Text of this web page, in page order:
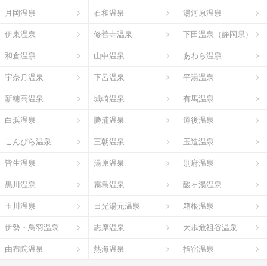
月岡温泉 石和温泉 湯河原温泉
伊東温泉 修善寺温泉 下田温泉（静岡県）
和倉温泉 山中温泉 あわら温泉
宇奈月温泉 下呂温泉 平湯温泉
新穂高温泉 城崎温泉 有馬温泉
白浜温泉 勝浦温泉 道後温泉
こんぴら温泉 三朝温泉 玉造温泉
皆生温泉 湯原温泉 別府温泉
黒川温泉 霧島温泉 酸ヶ湯温泉
玉川温泉 日光湯元温泉 箱根温泉
伊勢・鳥羽温泉 志摩温泉 大歩危祖谷温泉
由布院温泉 熱海温泉 指宿温泉